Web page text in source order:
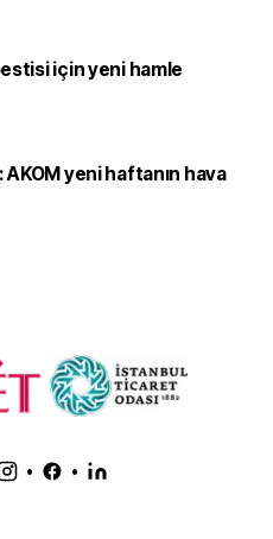
için yeni hamle
yeni haftanın hava
• •